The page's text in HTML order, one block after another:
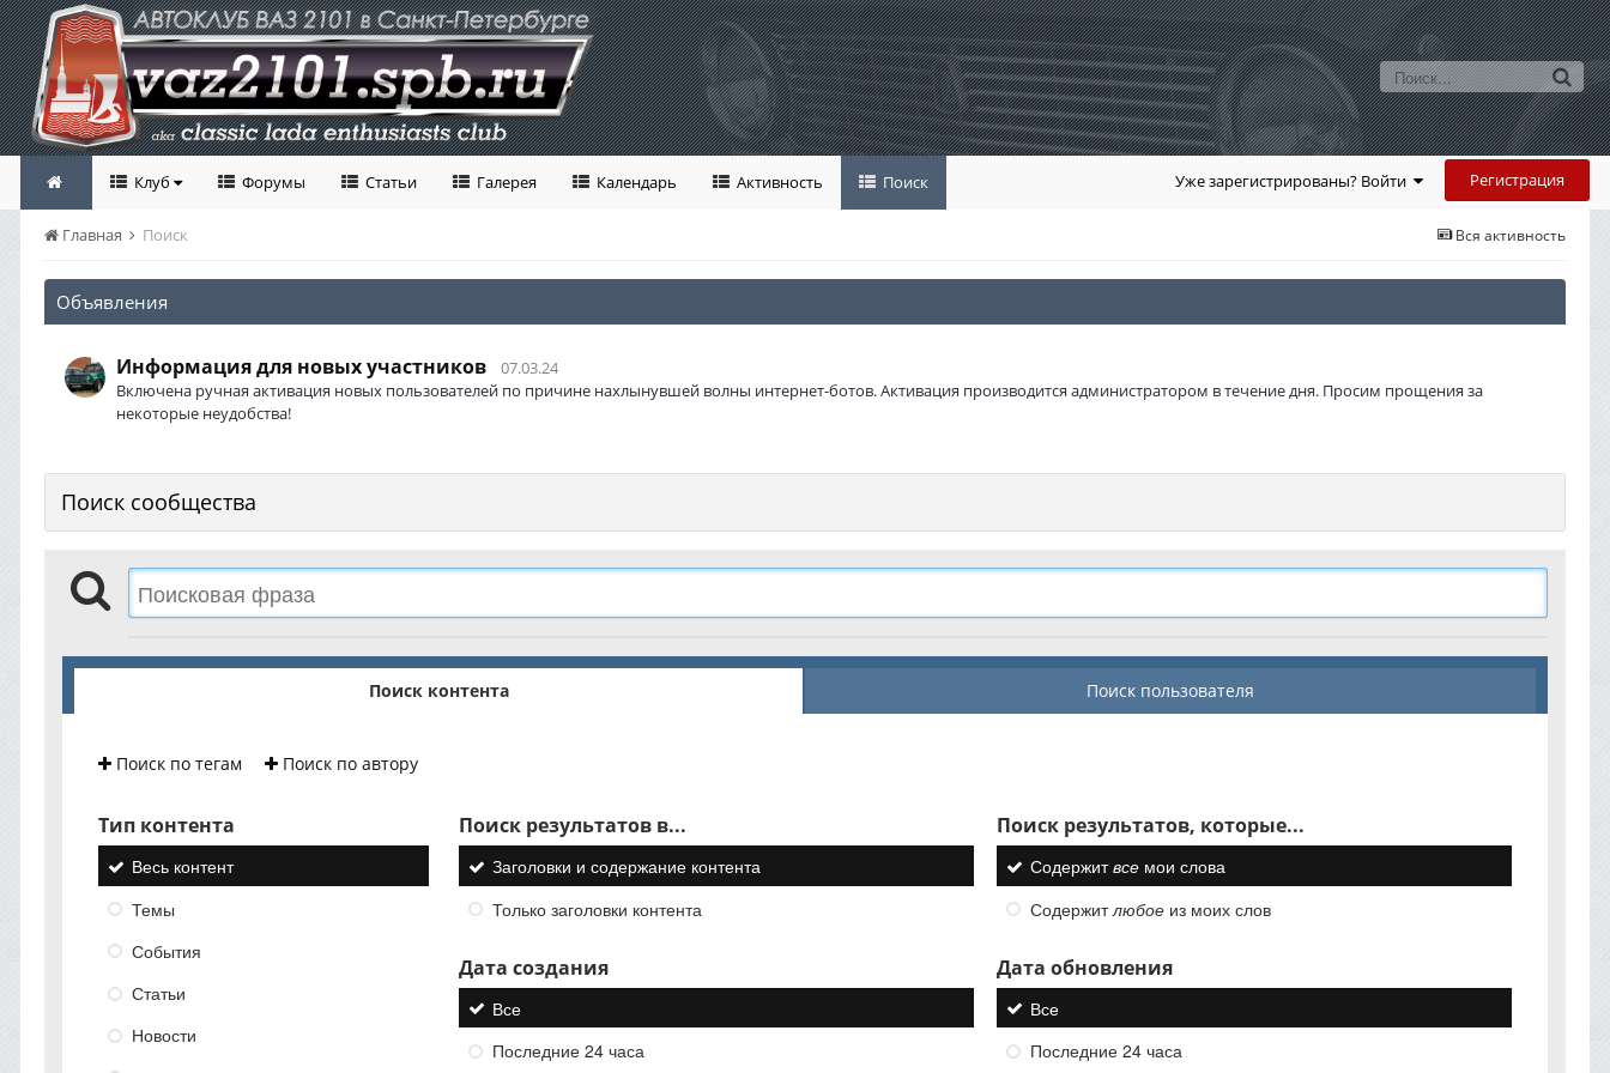
Уже зарегистрированы? Войти Регистрация
Клуб Форумы Статьи Галерея Календарь Активность Поиск
Вся активность
Главная Поиск
Объявления
Информация для новых участников
07.03.24
Включена ручная активация новых пользователей по причине нахлынувшей волны интернет-ботов. Активация производится администратором в течение дня. Просим прощения за
некоторые неудобства!
Поиск сообщества
Поиск контента Поиск пользователя
Поиск по тегам Поиск по автору
Тип контента
Весь контент
Темы
События
Статьи
Новости
Поиск результатов в...
Заголовки и содержание контента
Только заголовки контента
Поиск результатов, которые...
Содержитвсемои слова
Содержитлюбоеиз моих слов
Дата создания
Все
Последние 24 часа
Дата обновления
Все
Последние 24 часа